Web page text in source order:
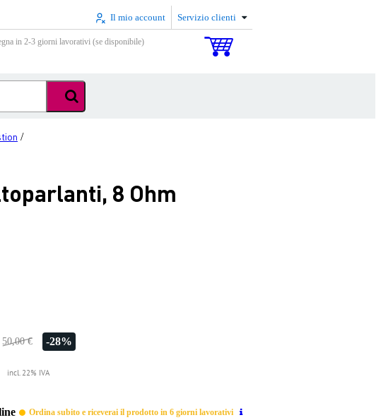
Il mio account Servizio clienti
in 2-3 giorni lavorativi (se disponibile)
/
8 Ohm
50,00 € -28%
incl. 22% IVA
Ordina subito e riceverai il prodotto in 6 giorni lavorativi